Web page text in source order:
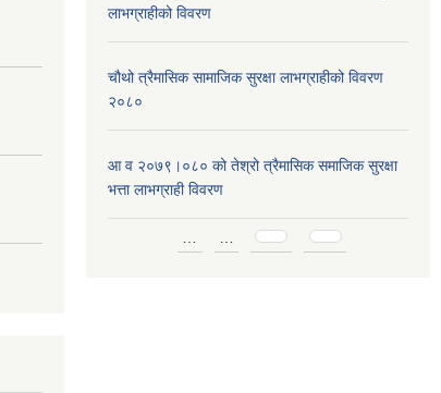
लाभग्राहीको विवरण
चौथो त्रैमासिक सामाजिक सुरक्षा लाभग्राहीको विवरण
२०८०
आ व २०७९।०८० को तेश्रो त्रैमासिक समाजिक सुरक्षा
भत्ता लाभग्राही विवरण
Pages
… …